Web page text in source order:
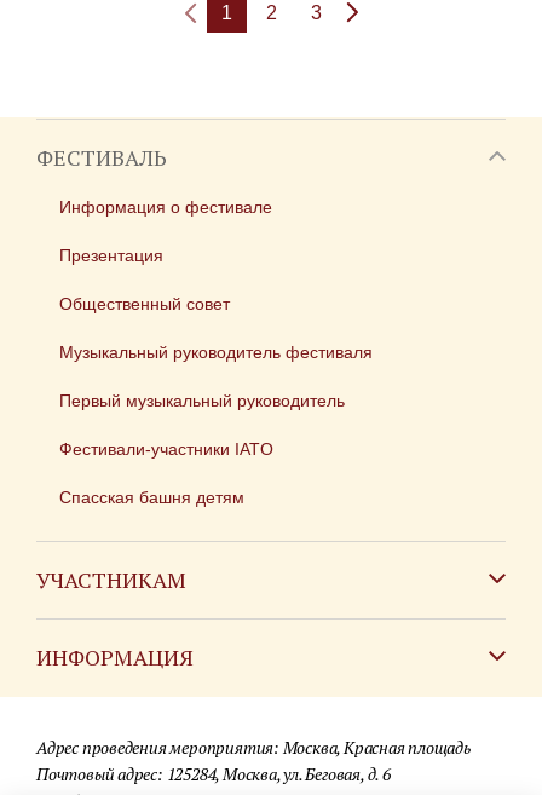
1 2 3
ФЕСТИВАЛЬ
Информация о фестивале
Презентация
Общественный совет
Музыкальный руководитель фестиваля
Первый музыкальный руководитель
Фестивали-участники IATO
Спасская башня детям
УЧАСТНИКАМ
ИНФОРМАЦИЯ
Для СМИ
Адрес проведения мероприятия: Москва, Красная площадь
Почтовый адрес: 125284, Москва, ул. Беговая, д. 6